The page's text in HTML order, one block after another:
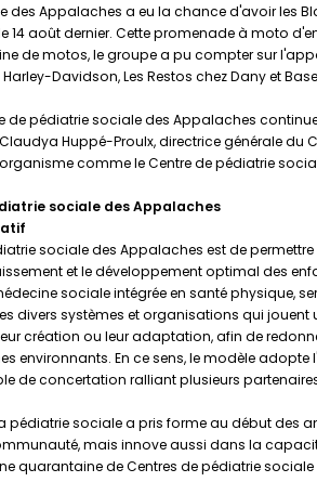
des Appalaches a eu la chance d'avoir les
14 août dernier. Cette promenade à moto
de motos, le groupe a pu compter sur
Davidson, Les Restos chez Dany et
de pédiatrie sociale des Appalaches
Huppé-Proulx, directrice générale
comme le Centre de pédiatrie
sociale des Appalaches
sociale des Appalaches est de
et le développement optimal des
sociale intégrée en santé physique,
divers systèmes et organisations qui
création ou leur adaptation, afin de
environnants. En ce sens, le modèle
de concertation ralliant plusieurs
sociale a pris forme au début des
mais innove aussi dans la
quarantaine de Centres de pédiatrie